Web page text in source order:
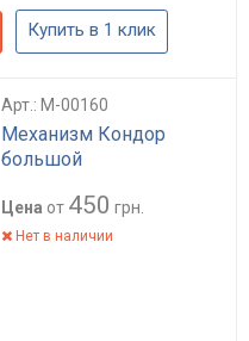
Купить в 1 клик
Арт.: M-00160
Механизм Кондор
большой
Цена от 450 грн.
Нет в наличии